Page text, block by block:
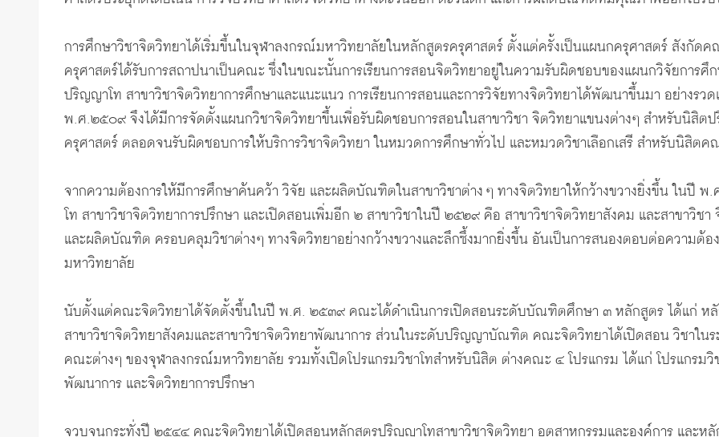
การศึกษาวิชาจิตวิทยาได้เริ่มขึ้นในจุฬาลงกรณ์มหาวิทยาลัยในหลักสูตรครุศาสตร์ ตั้งแต่ครั้งเป็นแผนกครุศาสตร์ สัง
ครุศาสตร์ได้รับการสถาปนาเป็นคณะ ซึ่งในขณะนั้นการเรียนการสอนจิตวิทยาอยู่ในความรับผิดชอบของแผนกวิจัยการ
ปริญญาโท สาขาวิชาจิตวิทยาการศึกษาและแนะแนว การเรียนการสอนและการวิจัยทางจิตวิทยาได้พัฒนาขึ้นมา อย่างรว
พ.ศ.๒๕๐๙ จึงได้มีการจัดตั้งแผนกวิชาจิตวิทยาขึ้นเพื่อรับผิดชอบการสอนในสาขาวิชา จิตวิทยาแขนงต่างๆ สำหรับนิสิต
ครุศาสตร์ ตลอดจนรับผิดชอบการให้บริการวิชาจิตวิทยา ในหมวดการศึกษาทั่วไป และหมวดวิชาเลือกเสรี สำหรับนิสิต
จากความต้องการให้มีการศึกษาค้นคว้า วิจัย และผลิตบัณฑิตในสาขาวิชาต่าง ๆ ทางจิตวิทยาให้กว้างขวางยิ่งขึ้น ในปี
โท สาขาวิชาจิตวิทยาการปรึกษา และเปิดสอนเพิ่มอีก ๒ สาขาวิชาในปี ๒๕๒๙ คือ สาขาวิชาจิตวิทยาสังคม และสาขาวิ
และผลิตบัณฑิต ครอบคลุมวิชาต่างๆ ทางจิตวิทยาอย่างกว้างขวางและลึกซึ้งมากยิ่งขึ้น อันเป็นการสนองตอบต่อความต้
มหาวิทยาลัย
นับตั้งแต่คณะจิตวิทยาได้จัดตั้งขึ้นในปี พ.ศ. ๒๕๓๙ คณะได้ดำเนินการเปิดสอนระดับบัณฑิตศึกษา ๓ หลักสูตร ได้แก่ หลั
สาขาวิชาจิตวิทยาสังคมและสาขาวิชาจิตวิทยาพัฒนาการ ส่วนในระดับปริญญาบัณฑิต คณะจิตวิทยาได้เปิดสอน วิชาใน
คณะต่างๆ ของจุฬาลงกรณ์มหาวิทยาลัย รวมทั้งเปิดโปรแกรมวิชาโทสำหรับนิสิต ต่างคณะ ๔ โปรแกรม ได้แก่ โปรแกรม
พัฒนาการ และจิตวิทยาการปรึกษา
จวบจนกระทั่งปี ๒๕๔๔ คณะจิตวิทยาได้เปิดสอนหลักสูตรปริญญาโทสาขาวิชาจิตวิทยา อุตสาหกรรมและองค์การ และห